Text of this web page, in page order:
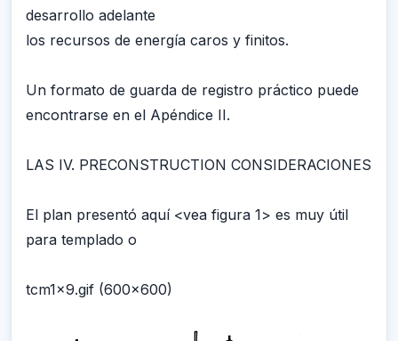
desarrollo adelante
los recursos de energía caros y finitos.
Un formato de guarda de registro práctico puede
encontrarse en el Apéndice II.
LAS IV. PRECONSTRUCTION CONSIDERACIONES
El plan presentó aquí <vea figura 1> es muy útil
para templado o
tcm1x9.gif (600x600)